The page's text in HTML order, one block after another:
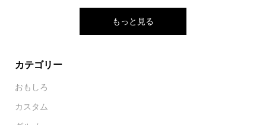
もっと見る
カテゴリー
おもしろ
カスタム